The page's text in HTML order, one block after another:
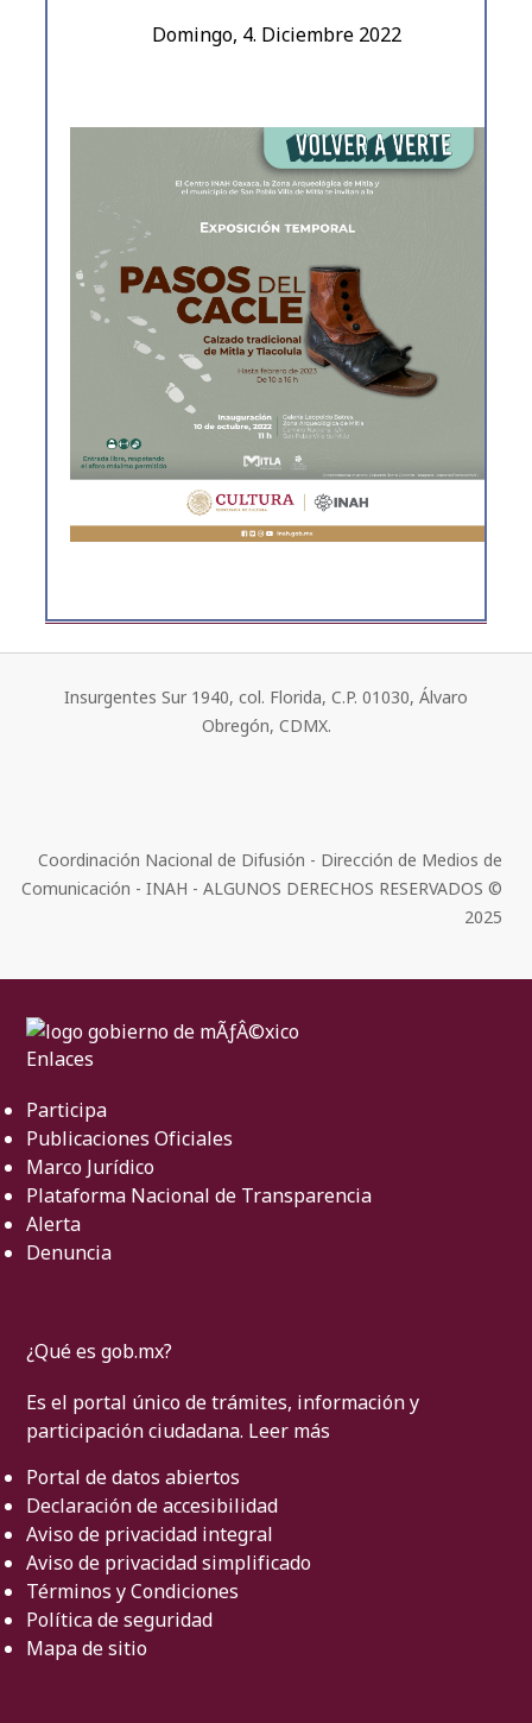
Domingo, 4. Diciembre 2022
Insurgentes Sur 1940, col. Florida, C.P. 01030, Álvaro
Obregón, CDMX.
Coordinación Nacional de Difusión - Dirección de Medios de
Comunicación - INAH - ALGUNOS DERECHOS RESERVADOS ©
2025
Enlaces
Participa
Publicaciones Oficiales
Marco Jurídico
Plataforma Nacional de Transparencia
Alerta
Denuncia
¿Qué es gob.mx?
Es el portal único de trámites, información y
participación ciudadana. Leer más
Portal de datos abiertos
Declaración de accesibilidad
Aviso de privacidad integral
Aviso de privacidad simplificado
Términos y Condiciones
Política de seguridad
Mapa de sitio